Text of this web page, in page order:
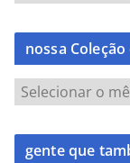
nossa
gente que